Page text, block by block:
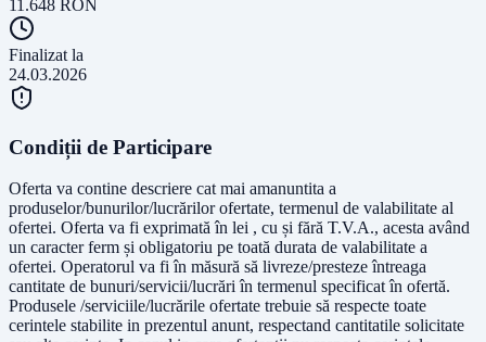
11.648 RON
Finalizat la
24.03.2026
Condiții de Participare
Oferta va contine descriere cat mai amanuntita a
produselor/bunurilor/lucrărilor ofertate, termenul de valabilitate al
ofertei. Oferta va fi exprimată în lei , cu și fără T.V.A., acesta având
un caracter ferm și obligatoriu pe toată durata de valabilitate a
ofertei. Operatorul va fi în măsură să livreze/presteze întreaga
cantitate de bunuri/servicii/lucrări în termenul specificat în ofertă.
Produsele /serviciile/lucrările ofertate trebuie să respecte toate
cerintele stabilite in prezentul anunt, respectand cantitatile solicitate